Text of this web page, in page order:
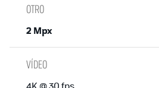
OTRO
2 Mpx
VÍDEO
4K @ 30 fps